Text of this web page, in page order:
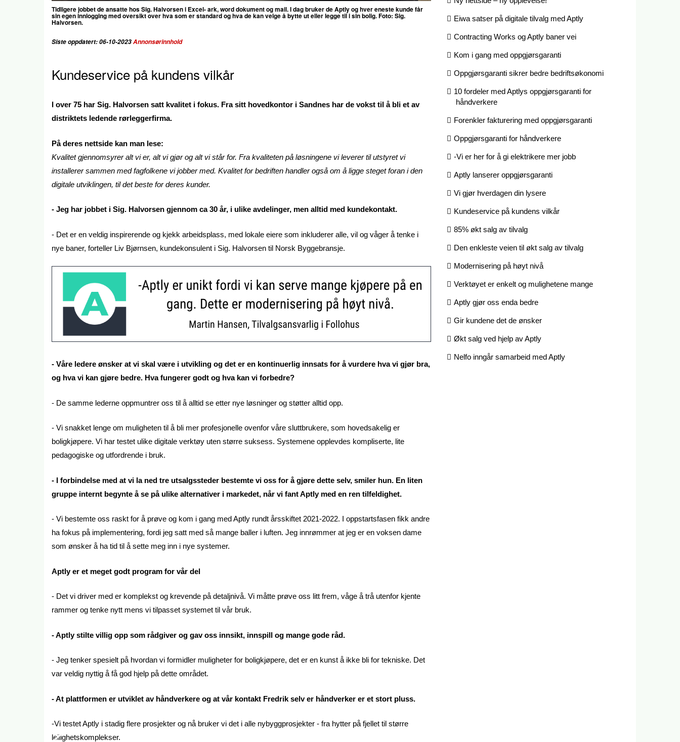
Tidligere jobbet de ansatte hos Sig. Halvorsen i Excel- ark, word dokument og mail. I dag bruker de Aptly og hver eneste kunde får
sin egen innlogging med oversikt over hva som er standard og hva de kan velge å bytte ut eller legge til i sin bolig. Foto: Sig.
Halvorsen.
Siste oppdatert: 06-10-2023Annonsørinnhold
Kundeservice på kundens vilkår
I over 75 har Sig. Halvorsen satt kvalitet i fokus. Fra sitt hovedkontor i Sandnes har de vokst til å bli et av
distriktets ledende rørleggerfirma.
På deres nettside kan man lese:
Kvalitet gjennomsyrer alt vi er, alt vi gjør og alt vi står for. Fra kvaliteten på løsningene vi leverer til utstyret vi
installerer sammen med fagfolkene vi jobber med. Kvalitet for bedriften handler også om å ligge steget foran i den
digitale utviklingen, til det beste for deres kunder.
- Jeg har jobbet i Sig. Halvorsen gjennom ca 30 år, i ulike avdelinger, men alltid med kundekontakt.
- Det er en veldig inspirerende og kjekk arbeidsplass, med lokale eiere som inkluderer alle, vil og våger å tenke i
nye baner, forteller Liv Bjørnsen, kundekonsulent i Sig. Halvorsen til Norsk Byggebransje.
- Våre ledere ønsker at vi skal være i utvikling og det er en kontinuerlig innsats for å vurdere hva vi gjør bra,
og hva vi kan gjøre bedre. Hva fungerer godt og hva kan vi forbedre?
- De samme lederne oppmuntrer oss til å alltid se etter nye løsninger og støtter alltid opp.
- Vi snakket lenge om muligheten til å bli mer profesjonelle ovenfor våre sluttbrukere, som hovedsakelig er
boligkjøpere. Vi har testet ulike digitale verktøy uten større suksess. Systemene opplevdes kompliserte, lite
pedagogiske og utfordrende i bruk.
- I forbindelse med at vi la ned tre utsalgssteder bestemte vi oss for å gjøre dette selv, smiler hun. En liten
gruppe internt begynte å se på ulike alternativer i markedet, når vi fant Aptly med en ren tilfeldighet.
- Vi bestemte oss raskt for å prøve og kom i gang med Aptly rundt årsskiftet 2021-2022. I oppstartsfasen fikk andre
ha fokus på implementering, fordi jeg satt med så mange baller i luften. Jeg innrømmer at jeg er en voksen dame
som ønsker å ha tid til å sette meg inn i nye systemer.
Aptly er et meget godt program for vår del
- Det vi driver med er komplekst og krevende på detaljnivå. Vi måtte prøve oss litt frem, våge å trå utenfor kjente
rammer og tenke nytt mens vi tilpasset systemet til vår bruk.
- Aptly stilte villig opp som rådgiver og gav oss innsikt, innspill og mange gode råd.
- Jeg tenker spesielt på hvordan vi formidler muligheter for boligkjøpere, det er en kunst å ikke bli for tekniske. Det
var veldig nyttig å få god hjelp på dette området.
- At plattformen er utviklet av håndverkere og at vår kontakt Fredrik selv er håndverker er et stort pluss.
-Vi testet Aptly i stadig flere prosjekter og nå bruker vi det i alle nybyggprosjekter - fra hytter på fjellet til større
leilighetskomplekser.
Eiwa satser på digitale tilvalg med Aptly
Contracting Works og Aptly baner vei
Kom i gang med oppgjørsgaranti
Oppgjørsgaranti sikrer bedre bedriftsøkonomi
10 fordeler med Aptlys oppgjørsgaranti for
håndverkere
Forenkler fakturering med oppgjørsgaranti
Oppgjørsgaranti for håndverkere
-Vi er her for å gi elektrikere mer jobb
Aptly lanserer oppgjørsgaranti
Vi gjør hverdagen din lysere
Kundeservice på kundens vilkår
85% økt salg av tilvalg
Den enkleste veien til økt salg av tilvalg
Modernisering på høyt nivå
Verktøyet er enkelt og mulighetene mange
Aptly gjør oss enda bedre
Gir kundene det de ønsker
Økt salg ved hjelp av Aptly
Nelfo inngår samarbeid med Aptly